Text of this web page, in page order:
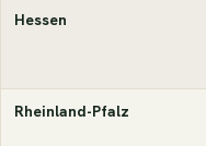
Hessen
Rheinland-Pfalz